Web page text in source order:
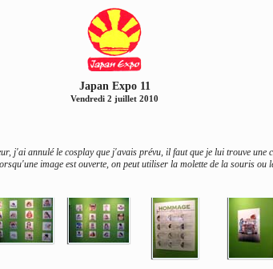
Japan Expo 11
Vendredi 2 juillet 2010
j'ai annulé le cosplay que j'avais prévu, il faut que je lui trouve une
image est ouverte, on peut utiliser la molette de la souris ou